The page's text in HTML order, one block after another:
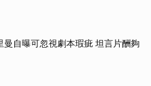
曼自曝可忽視劇本瑕疵 坦言片酬夠